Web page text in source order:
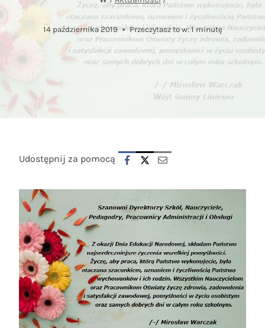
14 października 2019 Przeczytasz to w:1minutę
Udostępnij za pomocą